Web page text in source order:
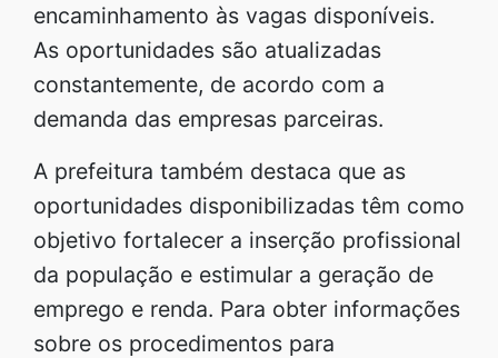
encaminhamento às vagas disponíveis.
As oportunidades são atualizadas
constantemente, de acordo com a
demanda das empresas parceiras.
A prefeitura também destaca que as
oportunidades disponibilizadas têm como
objetivo fortalecer a inserção profissional
da população e estimular a geração de
emprego e renda. Para obter informações
sobre os procedimentos para